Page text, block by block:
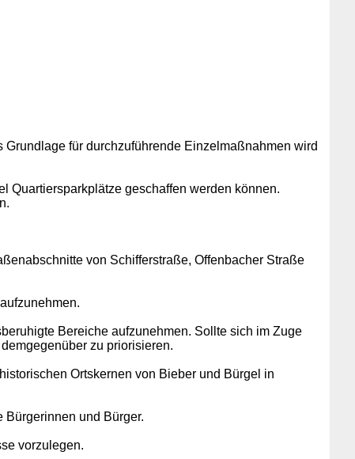
für durchzuführende Einzelmaßnahmen wird
Quartiersparkplätze geschaffen werden können.
von Schifferstraße, Offenbacher Straße
Bereiche aufzunehmen. Sollte sich im Zuge
zu priorisieren.
Ortskernen von Bieber und Bürgel in
und Bürger.
vorzulegen.